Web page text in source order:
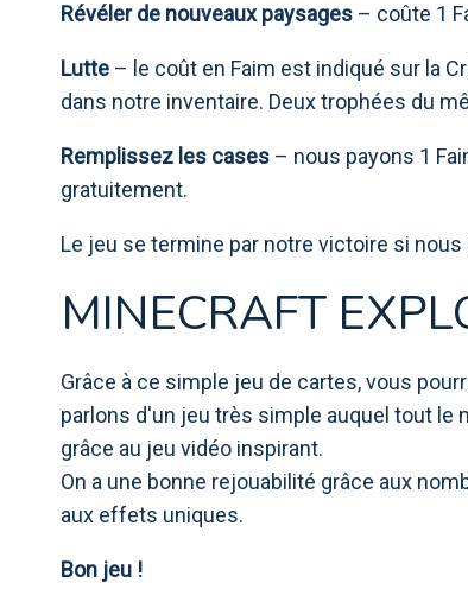
Révéler de nouveaux paysages – coûte 1
Lutte – le coût en Faim est indiqué sur la
dans notre inventaire. Deux trophées du
Remplissez les cases – nous payons 1
gratuitement.
Le jeu se termine par notre victoire si
MINECRAFT
Grâce à ce simple jeu de cartes, vous
parlons d'un jeu très simple auquel tout le
grâce au jeu vidéo inspirant.
On a une bonne rejouabilité grâce aux
aux effets uniques.
Bon jeu !